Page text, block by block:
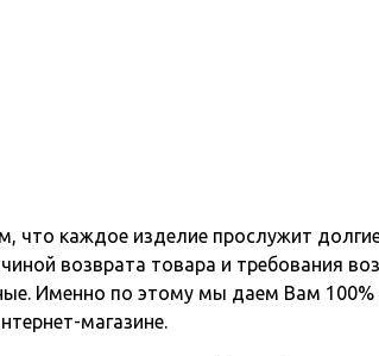
что каждое изделие прослужит
возврата товара и требования
Именно по этому мы даем Вам 100%
магазине.